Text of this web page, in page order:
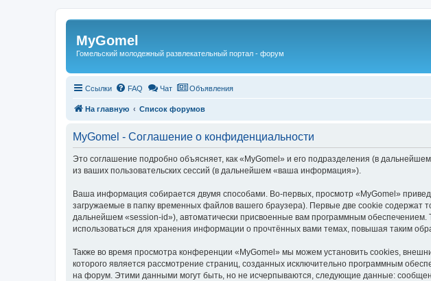
Регистрация
MyGomel
Гомельский молодежный развлекательный портал - форум
Ссылки FAQ Чат Объявления
На главную Список форумов
MyGomel - Соглашение о конфиденциальности
Это соглашение подробно объясняет, как «MyGomel» и его подразделения (в
из ваших пользовательских сессий (в дальнейшем «ваша информация»).
Ваша информация собирается двумя способами. Во-первых, просмотр «MyGomel»
загружаемые в папку временных файлов вашего браузера). Первые две cookie содержат
дальнейшем «session-id»), автоматически присвоенные вам программным
использоваться для хранения информации о прочтённых вами темах, повышая таким
Также во время просмотра конференции «MyGomel» мы можем установить cookies,
которого является рассмотрение страниц, созданных исключительно программным
на форум. Этими данными могут быть, но не исчерпываются, следующие данные: